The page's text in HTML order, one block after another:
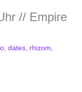
// Empire
,dates rhizom